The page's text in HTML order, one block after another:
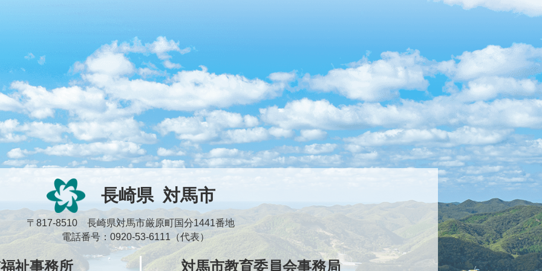
長崎県 対馬市
〒817-8510 長崎県対馬市厳原町国分1441番地
電話番号：0920-53-6111（代表）
祉事務所 対馬市教育委員会事務局